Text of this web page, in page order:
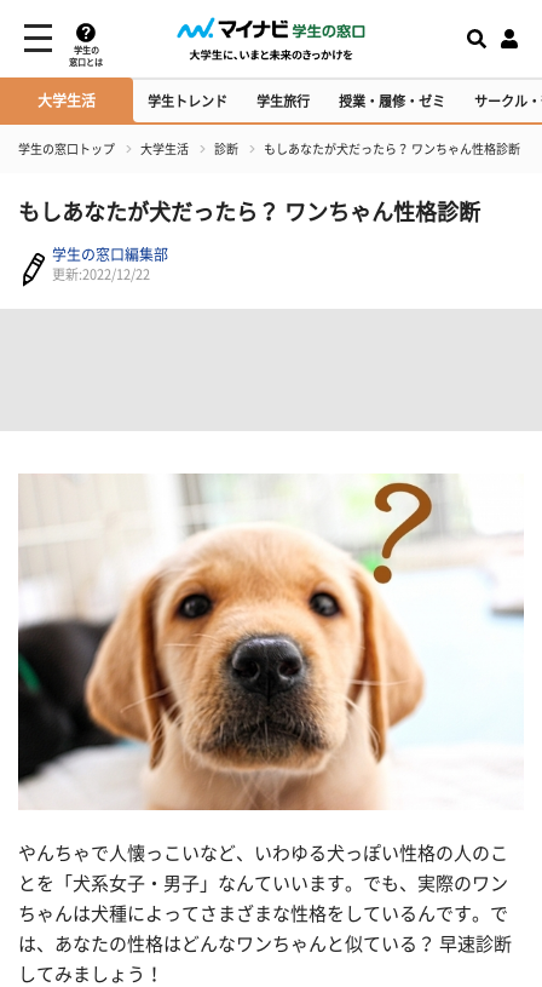
学生の
窓口とは
大学生活 学生トレンド 学生旅行 授業・履修・ゼミ サークル
学生の窓口トップ 大学生活 診断 もしあなたが犬だったら？ ワンちゃん性格診断
もしあなたが犬だったら？ ワンちゃん性格診断
学生の窓口編集部
更新:2022/12/22
やんちゃで人懐っこいなど、いわゆる犬っぽい性格の人のこ
とを「犬系女子・男子」なんていいます。でも、実際のワン
ちゃんは犬種によってさまざまな性格をしているんです。で
は、あなたの性格はどんなワンちゃんと似ている？ 早速診断
してみましょう！